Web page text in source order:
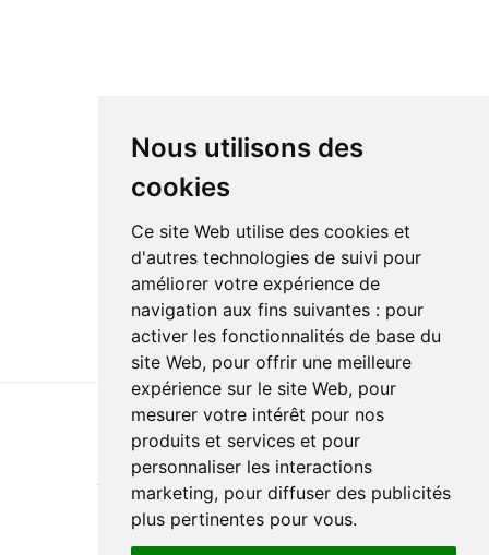
Nous utilisons des
cookies
Ce site Web utilise des cookies et
d'autres technologies de suivi pour
améliorer votre expérience de
navigation aux fins suivantes : pour
activer les fonctionnalités de base du
site Web, pour offrir une meilleure
expérience sur le site Web, pour
mesurer votre intérêt pour nos
produits et services et pour
personnaliser les interactions
marketing, pour diffuser des publicités
plus pertinentes pour vous.
Last update : 24 February 2024
Accessibility
Website development